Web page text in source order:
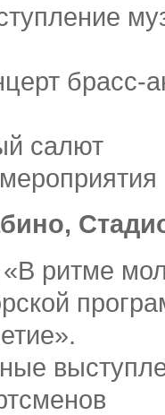
брасс-
салют
ритме